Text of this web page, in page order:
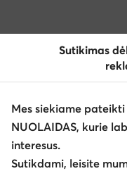
Sutikimas
Mes siekiame pateikti
NUOLAIDAS, kurie
interesus.
Sutikdami, leisite